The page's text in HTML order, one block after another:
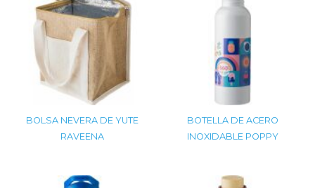
BOLSA NEVERA DE YUTE
RAVEENA
BOTELLA DE ACERO
INOXIDABLE POPPY